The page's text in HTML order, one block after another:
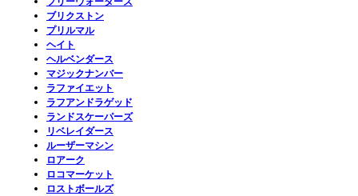
ブリクストン
プリルマル
ヘイト
ヘルベンダース
マジックナンバー
ラファイエット
ラフアンドラゲッド
ランドスケーパーズ
リベレイダース
ルーザーマシン
ロアーク
ロコマーケット
ロストボールズ